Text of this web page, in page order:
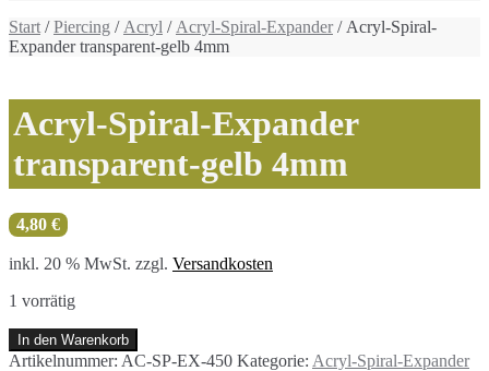
Start /Piercing / Acryl / Acryl-Spiral-Expander/ Acryl-Spiral-
Expander transparent-gelb 4mm
Acryl-Spiral-Expander
transparent-gelb 4mm
4,80 €
inkl. 20 % MwSt. zzgl. Versandkosten
1 vorrätig
Acryl-
Spiral-
In den Warenkorb
Artikelnummer: AC-SP-EX-450 Kategorie: Acryl-Spiral-Expander